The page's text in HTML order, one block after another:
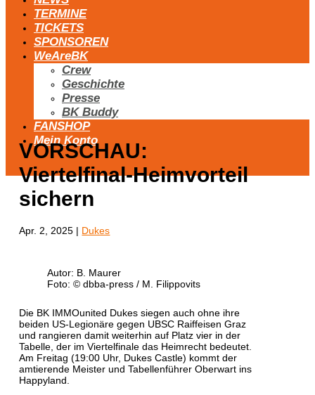
TERMINE
TICKETS
SPONSOREN
WeAreBK
Crew
Geschichte
Presse
BK Buddy
FANSHOP
Mein Konto
VORSCHAU:
Viertelfinal-Heimvorteil
sichern
Apr. 2, 2025 | Dukes
Autor: B. Maurer
Foto: © dbba-press / M. Filippovits
Die BK IMMOunited Dukes siegen auch ohne ihre
beiden US-Legionäre gegen UBSC Raiffeisen Graz
und rangieren damit weiterhin auf Platz vier in der
Tabelle, der im Viertelfinale das Heimrecht bedeutet.
Am Freitag (19:00 Uhr, Dukes Castle) kommt der
amtierende Meister und Tabellenführer Oberwart ins
Happyland.